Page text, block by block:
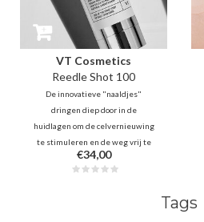
VT Cosmetics
Reedle Shot 100
De innovatieve "naaldjes"
dringen diep door in de
huidlagen om de celvernieuwing
te stimuleren en de weg vrij te
maken voor actieve ingrediënten
die aansluiten bij je bestaande
€34,00
Tags